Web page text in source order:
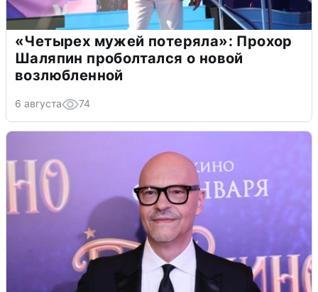
«Четырех мужей потеряла»: Прохор
Шаляпин проболтался о новой
возлюбленной
6 августа 74